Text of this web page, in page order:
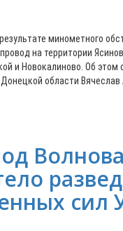
минометного
на территории
и Новокалиново. Об этом
области Вячеслав
сил